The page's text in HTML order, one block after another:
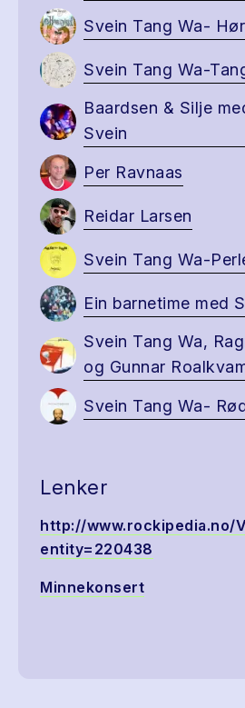
Svein Tang Wa-
Svein Tang Wa-
Baardsen & Silje
Svein
Per Ravnaas
Reidar Larsen
Svein Tang Wa-
Ein barnetime med
Svein Tang Wa,
og Gunnar
Svein Tang Wa-
Lenker
http://www.rockipedia.no/
entity=220438
Minnekonsert